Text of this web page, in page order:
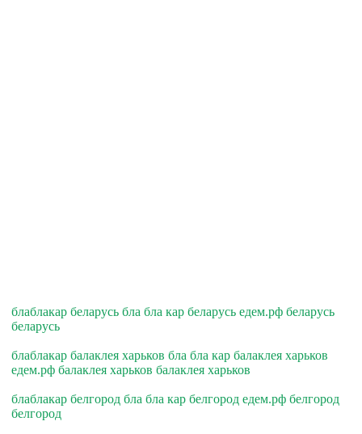
блаблакар беларусь бла бла кар беларусь едем.рф беларусь
беларусь
блаблакар балаклея харьков бла бла кар балаклея харьков
едем.рф балаклея харьков балаклея харьков
блаблакар белгород бла бла кар белгород едем.рф белгород
белгород